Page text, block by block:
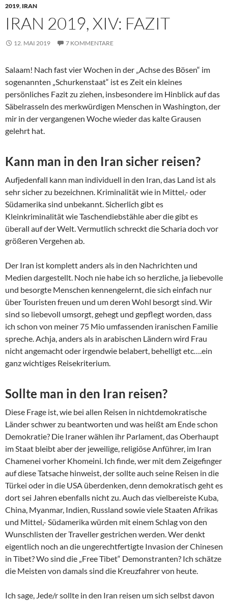
2019, IRAN
IRAN 2019, XIV: FAZIT
12. MAI 2019 7 KOMMENTARE
Salaam! Nach fast vier Wochen in der „Achse des Bösen“ im
sogenannten „Schurkenstaat“ ist es Zeit ein kleines
persönliches Fazit zu ziehen, insbesondere im Hinblick auf das
Säbelrasseln des merkwürdigen Menschen in Washington, der
mir in der vergangenen Woche wieder das kalte Grausen
gelehrt hat.
Kann man in den Iran sicher reisen?
Aufjedenfall kann man individuell in den Iran, das Land ist als
sehr sicher zu bezeichnen. Kriminalität wie in Mittel,- oder
Südamerika sind unbekannt. Sicherlich gibt es
Kleinkriminalität wie Taschendiebstähle aber die gibt es
überall auf der Welt. Vermutlich schreckt die Scharia doch vor
größeren Vergehen ab.
Der Iran ist komplett anders als in den Nachrichten und
Medien dargestellt. Noch nie habe ich so herzliche, ja liebevolle
und besorgte Menschen kennengelernt, die sich einfach nur
über Touristen freuen und um deren Wohl besorgt sind. Wir
sind so liebevoll umsorgt, gehegt und gepflegt worden, dass
ich schon von meiner 75 Mio umfassenden iranischen Familie
spreche. Achja, anders als in arabischen Ländern wird Frau
nicht angemacht oder irgendwie belabert, behelligt etc….ein
ganz wichtiges Reisekriterium.
Sollte man in den Iran reisen?
Diese Frage ist, wie bei allen Reisen in nichtdemokratische
Länder schwer zu beantworten und was heißt am Ende schon
Demokratie? Die Iraner wählen ihr Parlament, das Oberhaupt
im Staat bleibt aber der jeweilige, religiöse Anführer, im Iran
Chamenei vorher Khomeini. Ich finde, wer mit dem Zeigefinger
auf diese Tatsache hinweist, der sollte auch seine Reisen in die
Türkei oder in die USA überdenken, denn demokratisch geht es
dort sei Jahren ebenfalls nicht zu. Auch das vielbereiste Kuba,
China, Myanmar, Indien, Russland sowie viele Staaten Afrikas
und Mittel,- Südamerika würden mit einem Schlag von den
Wunschlisten der Traveller gestrichen werden. Wer denkt
eigentlich noch an die ungerechtfertigte Invasion der Chinesen
in Tibet? Wo sind die „Free Tibet“ Demonstranten? Ich schätze
die Meisten von damals sind die Kreuzfahrer von heute.
Ich sage, Jede/r sollte in den Iran reisen um sich selbst davon